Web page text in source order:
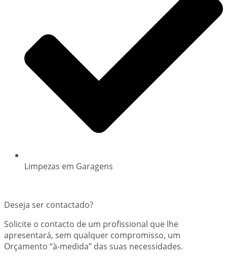
Limpezas em Garagens
Deseja ser contactado?
Solicite o contacto de um profissional que lhe
apresentará, sem qualquer compromisso, um
Orçamento “à-medida” das suas necessidades.